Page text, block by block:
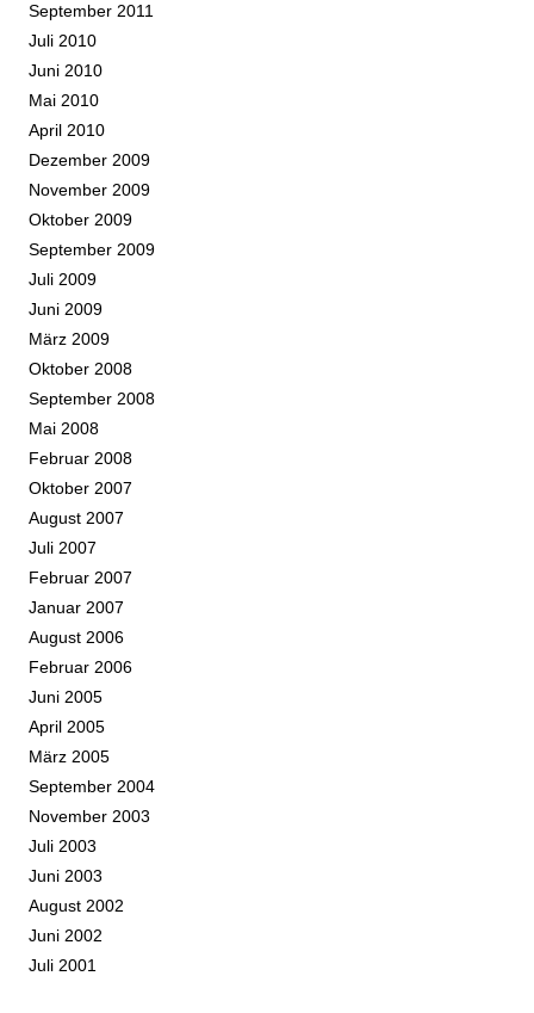
September 2011
Juli 2010
Juni 2010
Mai 2010
April 2010
Dezember 2009
November 2009
Oktober 2009
September 2009
Juli 2009
Juni 2009
März 2009
Oktober 2008
September 2008
Mai 2008
Februar 2008
Oktober 2007
August 2007
Juli 2007
Februar 2007
Januar 2007
August 2006
Februar 2006
Juni 2005
April 2005
März 2005
September 2004
November 2003
Juli 2003
Juni 2003
August 2002
Juni 2002
Juli 2001